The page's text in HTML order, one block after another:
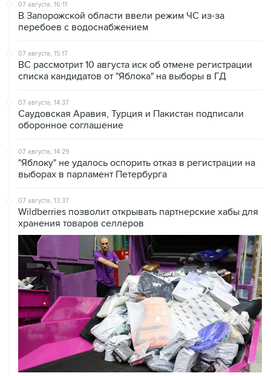
07 августа, 16:11
В Запорожской области ввели режим ЧС из-за
перебоев с водоснабжением
07 августа, 15:17
ВС рассмотрит 10 августа иск об отмене регистрации
списка кандидатов от "Яблока" на выборы в ГД
07 августа, 14:37
Саудовская Аравия, Турция и Пакистан подписали
оборонное соглашение
07 августа, 14:29
"Яблоку" не удалось оспорить отказ в регистрации на
выборах в парламент Петербурга
07 августа, 13:37
Wildberries позволит открывать партнерские хабы для
хранения товаров селлеров